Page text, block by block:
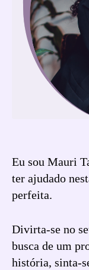
Eu sou Mauri
ter ajudado
perfeita.
Divirta-se no
busca de um
história, sinta-